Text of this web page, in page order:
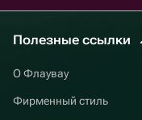
Полезные ссылки
О Флаувау
Фирменный стиль